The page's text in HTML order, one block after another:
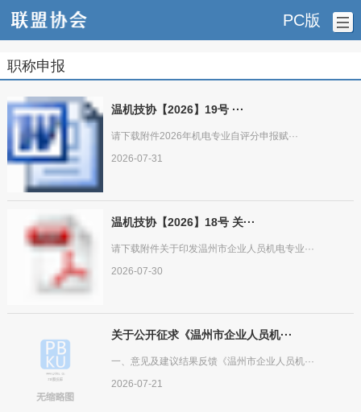
PC版
职称申报
温机技协【2026】19号 ···
请下载附件2026年机电专业自评分申报赋···
2026-07-31
温机技协【2026】18号 关···
请下载附件关于印发温州市企业人员机电专业···
2026-07-30
关于公开征求《温州市企业人员机···
一、意见及建议结果反馈《温州市企业人员机···
2026-07-21